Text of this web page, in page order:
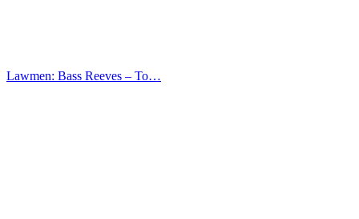
Lawmen: Bass Reeves – Το…